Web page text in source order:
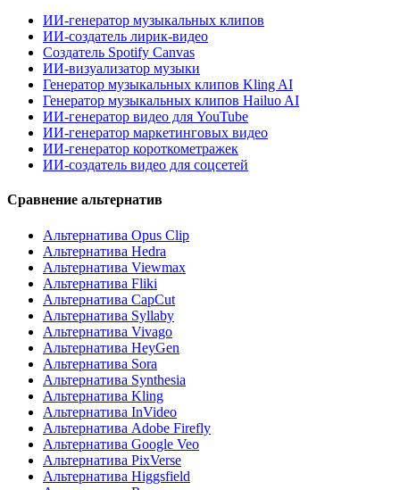
ИИ-генератор музыкальных клипов
ИИ-создатель лирик-видео
Создатель Spotify Canvas
ИИ-визуализатор музыки
Генератор музыкальных клипов Kling AI
Генератор музыкальных клипов Hailuo AI
ИИ-генератор видео для YouTube
ИИ-генератор маркетинговых видео
ИИ-генератор короткометражек
ИИ-создатель видео для соцсетей
Сравнение альтернатив
Альтернатива Opus Clip
Альтернатива Hedra
Альтернатива Viewmax
Альтернатива Fliki
Альтернатива CapCut
Альтернатива Syllaby
Альтернатива Vivago
Альтернатива HeyGen
Альтернатива Sora
Альтернатива Synthesia
Альтернатива Kling
Альтернатива InVideo
Альтернатива Adobe Firefly
Альтернатива Google Veo
Альтернатива PixVerse
Альтернатива Higgsfield